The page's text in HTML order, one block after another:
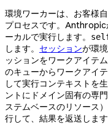
環境ワーカーは、お客様
プロセスです。Anthropic
ーカルで実行します。
します。 セッションが環
ッションをワークアイテ
のキューからワークアイ
して実行コンテキストを
ントにドメイン固有の専
ステムベースのリソース
行して、結果を返送します